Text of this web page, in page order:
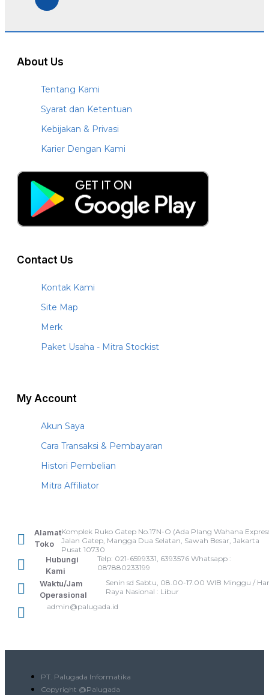
About Us
Tentang Kami
Syarat dan Ketentuan
Kebijakan & Privasi
Karier Dengan Kami
Contact Us
Kontak Kami
Site Map
Merk
Paket Usaha - Mitra Stockist
My Account
Akun Saya
Cara Transaksi & Pembayaran
Histori Pembelian
Mitra Affiliator
Alamat
Toko
Komplek Ruko Gatep No.17N-O (Ada Plang Wahana
Jalan Gatep, Mangga Dua Selatan, Sawah Besar, Jakarta
Pusat 10730
Hubungi
Kami
Telp: 021-6599331, 6393576 Whatsapp :
087880233199
Waktu/Jam
Operasional
Senin sd Sabtu, 08.00-17.00 WIB Minggu /
Raya Nasional : Libur
admin@palugada.id
PT. Palugada Informatika
Copyright @Palugada